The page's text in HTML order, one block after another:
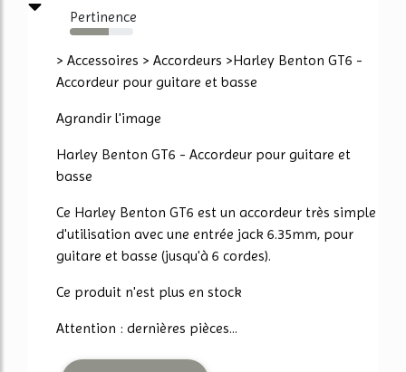
Pertinence
61%
> Accessoires > Accordeurs >Harley Benton GT6 -
Accordeur pour guitare et basse
Agrandir l'image
Harley Benton GT6 - Accordeur pour guitare et
basse
Ce Harley Benton GT6 est un accordeur très simple
d'utilisation avec une entrée jack 6.35mm, pour
guitare et basse (jusqu'à 6 cordes).
Ce produit n'est plus en stock
Attention : dernières pièces...